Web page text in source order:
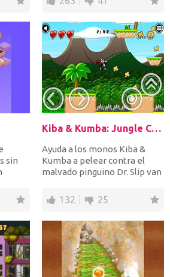
sin
Kiba & Kumba: Jungle Chaos
Ayuda a los monos Kiba &
Kumba a pelear contra el
malvado pinguino Dr. Slip van
132 25